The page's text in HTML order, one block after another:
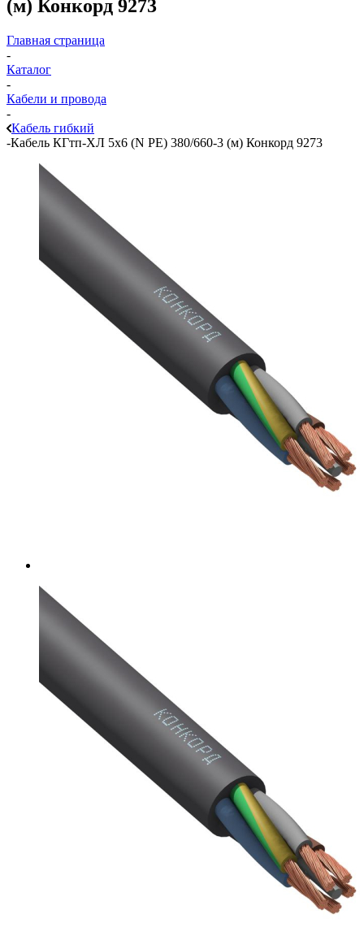
(м) Конкорд 9273
Главная страница
-
Каталог
-
Кабели и провода
-
Кабель гибкий
-Кабель КГтп-ХЛ 5х6 (N PE) 380/660-3 (м) Конкорд 9273